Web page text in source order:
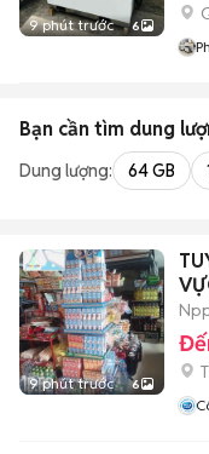
9 phút trước 6
Bạn cần tìm dung
Dung lượng: 64 GB
9 phút trước 6